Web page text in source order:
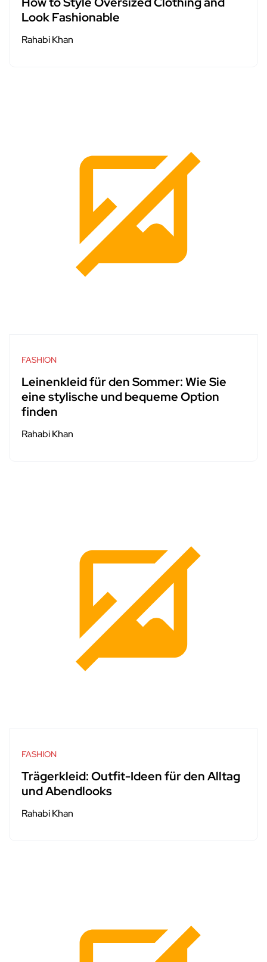
Look Fashionable
Rahabi Khan
FASHION
Leinenkleid für den Sommer: Wie Sie
eine stylische und bequeme Option
finden
Rahabi Khan
FASHION
Trägerkleid: Outfit-Ideen für den Alltag
und Abendlooks
Rahabi Khan